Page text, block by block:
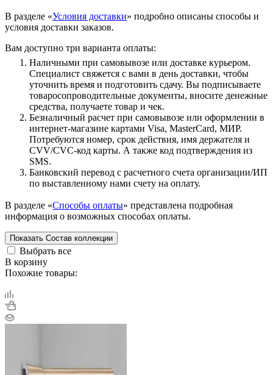
В разделе «Условия доставки» подробно описаны способы и
условия доставки заказов.
Вам доступно три варианта оплаты:
Наличными при самовывозе или доставке курьером.
Специалист свяжется с вами в день доставки, чтобы
уточнить время и подготовить сдачу. Вы подписываете
товаросопроводительные документы, вносите денежные
средства, получаете товар и чек.
Безналичный расчет при самовывозе или оформлении в
интернет-магазине картами Visa, MasterCard, МИР.
Потребуются номер, срок действия, имя держателя и
CVV/CVC-код карты. А также код подтверждения из
SMS.
Банковский перевод с расчетного счета организации/ИП
по выставленному нами счету на оплату.
В разделе «Способы оплаты» представлена подробная
информация о возможных способах оплаты.
Показать Состав коллекции
Выбрать все
В корзину
Похожие товары: